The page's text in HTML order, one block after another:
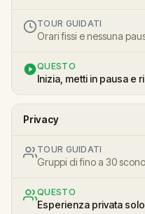
TOUR GUIDATI
Orari fissi e nessuna
QUESTO
Inizia, metti in pausa e
Privacy
TOUR GUIDATI
Gruppi di fino a 30
QUESTO
Esperienza privata